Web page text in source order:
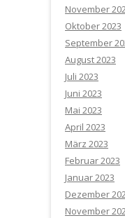
November
Oktober 2023
September
August 2023
Juli 2023
Juni 2023
Mai 2023
April 2023
März 2023
Februar 2023
Januar 2023
Dezember
November